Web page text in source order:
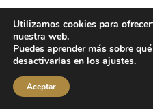
Utilizamos cookies para
nuestra web.
Puedes aprender más sobre
desactivarlas en los ajustes.
Aceptar